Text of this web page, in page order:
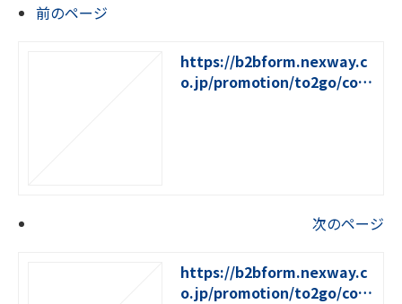
前のページ
https://b2bform.nexway.c
o.jp/promotion/to2go/colu
次のページ
https://b2bform.nexway.c
o.jp/promotion/to2go/colu